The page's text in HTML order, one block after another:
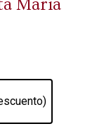
María